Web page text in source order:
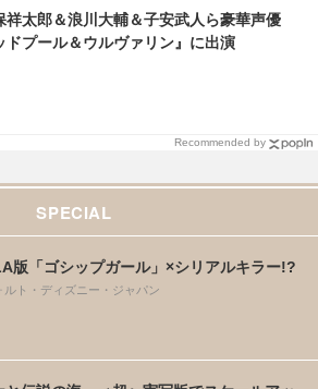
祥太郎＆浪川大輔＆子安武人ら豪華声優
ドプール＆ウルヴァリン』に出演
Recommended by
SPECIAL
版「ゴシップガール」×シリアルキラー!?
ルト・ディズニー・ジャパン